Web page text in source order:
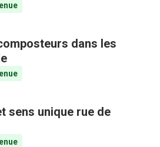
dans les
sens unique rue de